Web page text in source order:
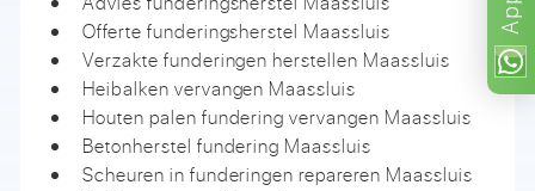
Offerte funderingsherstel Maassluis
Verzakte funderingen herstellen Maassluis
Heibalken vervangen Maassluis
Houten palen fundering vervangen Maassluis
Betonherstel fundering Maassluis
Scheuren in funderingen repareren Maassluis